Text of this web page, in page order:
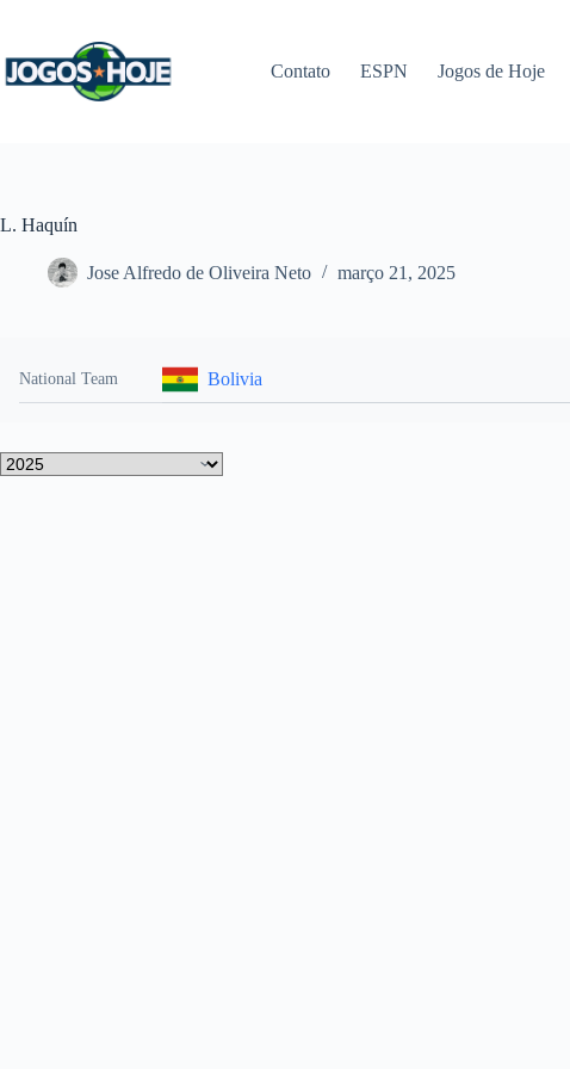
conteúdo
Contato ESPN Jogos de Hoje
L. Haquín
Jose Alfredo de Oliveira Neto março 21, 2025
National Team Bolivia